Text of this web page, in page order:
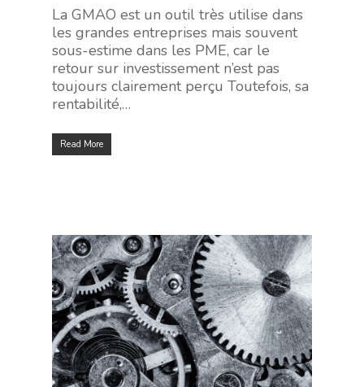
La GMAO est un outil très utilise dans
les grandes entreprises mais souvent
sous-estime dans les PME, car le
retour sur investissement n’est pas
toujours clairement perçu Toutefois, sa
rentabilité,…
Read More